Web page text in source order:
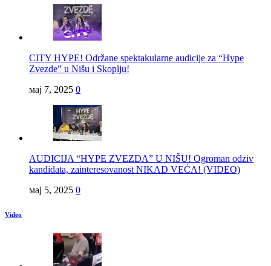
CITY HYPE! Održane spektakularne audicije za “Hype
Zvezde” u Nišu i Skoplju!
мај 7, 2025 0
AUDICIJA “HYPE ZVEZDA” U NIŠU! Ogroman odziv
kandidata, zainteresovanost NIKAD VEĆA! (VIDEO)
мај 5, 2025 0
Video